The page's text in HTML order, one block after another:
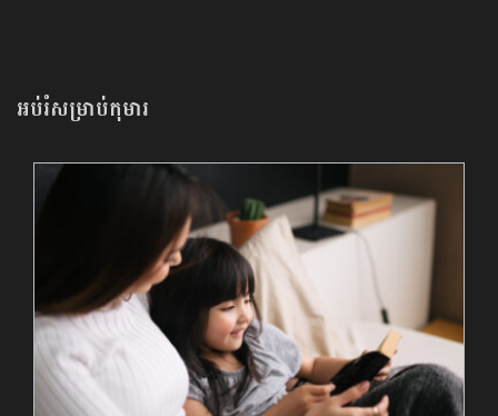
អប់រំសម្រាប់កុមារ